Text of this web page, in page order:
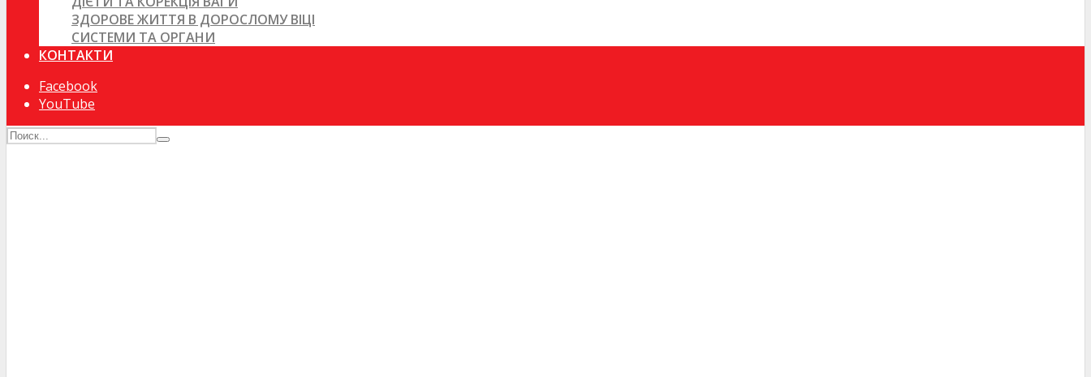
ЗДОРОВЕ ЖИТТЯ В ДОРОСЛОМУ ВІЦІ
СИСТЕМИ ТА ОРГАНИ
КОНТАКТИ
Facebook
YouTube